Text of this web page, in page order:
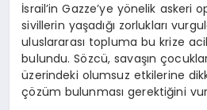
İsrail’in Gazze’ye yönelik askeri
sivillerin yaşadığı zorlukları
uluslararası topluma bu krize
bulundu. Sözcü, savaşın
üzerindeki olumsuz etkilerine
çözüm bulunması gerektiğini